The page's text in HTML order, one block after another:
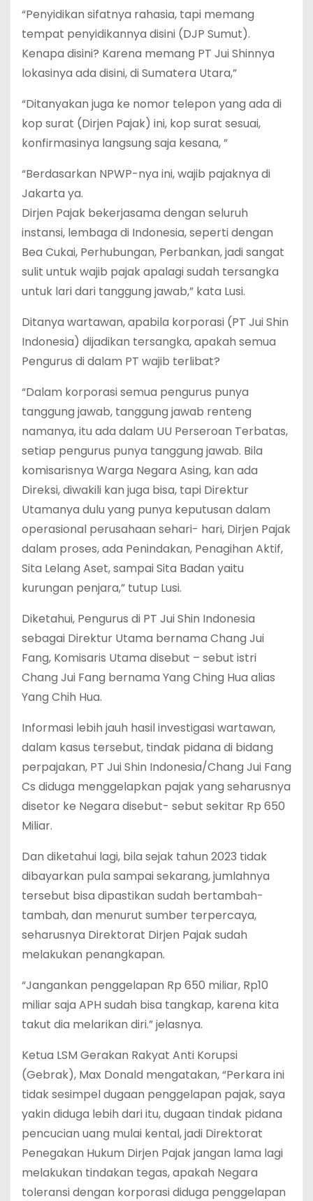
“Penyidikan sifatnya rahasia, tapi memang
tempat penyidikannya disini (DJP Sumut).
Kenapa disini? Karena memang PT Jui Shinnya
lokasinya ada disini, di Sumatera Utara,”
“Ditanyakan juga ke nomor telepon yang ada di
kop surat (Dirjen Pajak) ini, kop surat sesuai,
konfirmasinya langsung saja kesana, ”
“Berdasarkan NPWP-nya ini, wajib pajaknya di
Jakarta ya.
Dirjen Pajak bekerjasama dengan seluruh
instansi, lembaga di Indonesia, seperti dengan
Bea Cukai, Perhubungan, Perbankan, jadi sangat
sulit untuk wajib pajak apalagi sudah tersangka
untuk lari dari tanggung jawab,” kata Lusi.
Ditanya wartawan, apabila korporasi (PT Jui Shin
Indonesia) dijadikan tersangka, apakah semua
Pengurus di dalam PT wajib terlibat?
“Dalam korporasi semua pengurus punya
tanggung jawab, tanggung jawab renteng
namanya, itu ada dalam UU Perseroan Terbatas,
setiap pengurus punya tanggung jawab. Bila
komisarisnya Warga Negara Asing, kan ada
Direksi, diwakili kan juga bisa, tapi Direktur
Utamanya dulu yang punya keputusan dalam
operasional perusahaan sehari- hari, Dirjen Pajak
dalam proses, ada Penindakan, Penagihan Aktif,
Sita Lelang Aset, sampai Sita Badan yaitu
kurungan penjara,” tutup Lusi.
Diketahui, Pengurus di PT Jui Shin Indonesia
sebagai Direktur Utama bernama Chang Jui
Fang, Komisaris Utama disebut – sebut istri
Chang Jui Fang bernama Yang Ching Hua alias
Yang Chih Hua.
Informasi lebih jauh hasil investigasi wartawan,
dalam kasus tersebut, tindak pidana di bidang
perpajakan, PT Jui Shin Indonesia/Chang Jui Fang
Cs diduga menggelapkan pajak yang seharusnya
disetor ke Negara disebut- sebut sekitar Rp 650
Miliar.
Dan diketahui lagi, bila sejak tahun 2023 tidak
dibayarkan pula sampai sekarang, jumlahnya
tersebut bisa dipastikan sudah bertambah-
tambah, dan menurut sumber terpercaya,
seharusnya Direktorat Dirjen Pajak sudah
melakukan penangkapan.
“Jangankan penggelapan Rp 650 miliar, Rp10
miliar saja APH sudah bisa tangkap, karena kita
takut dia melarikan diri.” jelasnya.
Ketua LSM Gerakan Rakyat Anti Korupsi
(Gebrak), Max Donald mengatakan, “Perkara ini
tidak sesimpel dugaan penggelapan pajak, saya
yakin diduga lebih dari itu, dugaan tindak pidana
pencucian uang mulai kental, jadi Direktorat
Penegakan Hukum Dirjen Pajak jangan lama lagi
melakukan tindakan tegas, apakah Negara
toleransi dengan korporasi diduga penggelapan